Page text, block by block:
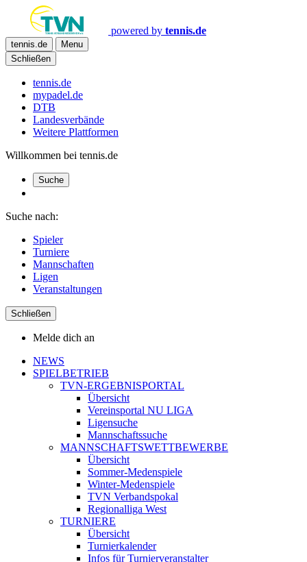
powered by tennis.de
tennis.de
Menu
Schließen
tennis.de
mypadel.de
DTB
Landesverbände
Weitere Plattformen
Willkommen bei tennis.de
Suche
Suche nach:
Spieler
Turniere
Mannschaften
Ligen
Veranstaltungen
Schließen
Melde dich an
NEWS
SPIELBETRIEB
TVN-ERGEBNISPORTAL
Übersicht
Vereinsportal NU LIGA
Ligensuche
Mannschaftssuche
MANNSCHAFTSWETTBEWERBE
Übersicht
Sommer-Medenspiele
Winter-Medenspiele
TVN Verbandspokal
Regionalliga West
TURNIERE
Übersicht
Turnierkalender
Infos für Turnierveranstalter